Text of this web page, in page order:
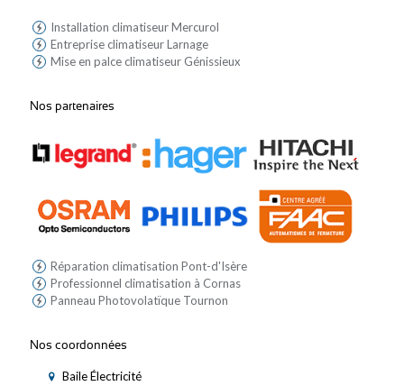
Installation climatiseur Mercurol
Entreprise climatiseur Larnage
Mise en palce climatiseur Génissieux
Nos partenaires
Réparation climatisation Pont-d'Isère
Professionnel climatisation à Cornas
Panneau Photovolatïque Tournon
Nos coordonnées
Baile Électricité